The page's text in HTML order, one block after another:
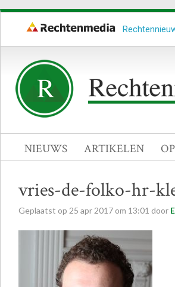
NIEUWS ARTIKELEN
vries-de-folko-hr-
Geplaatst op 25 apr 2017 om 13:01 door